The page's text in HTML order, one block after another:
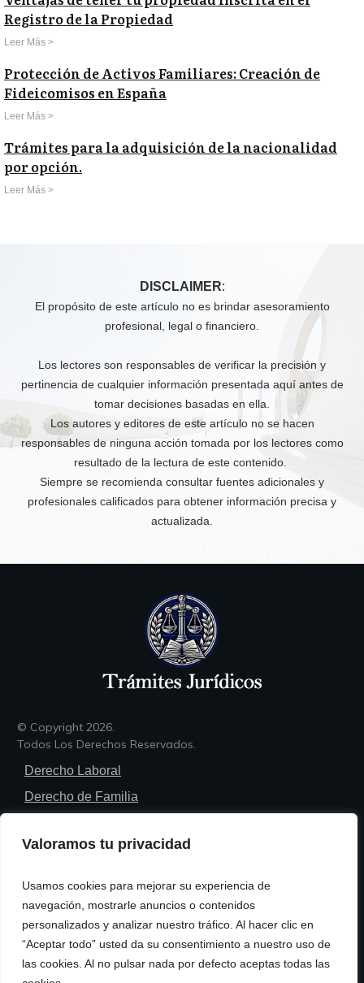
Valoramos tu privacidad
Usamos cookies para mejorar su experiencia de
navegación, mostrarle anuncios o contenidos
personalizados y analizar nuestro tráfico. Al hacer clic en
“Aceptar todo” usted da su consentimiento a nuestro uso de
las cookies. Al no pulsar nada por defecto aceptas todas las
Registro de la Propiedad
Leer Más >
Protección de Activos Familiares: Creación de
Fideicomisos en España
Leer Más >
Trámites para la adquisición de la nacionalidad
por opción.
Leer Más >
DISCLAIMER:
El propósito de este artículo no es brindar asesoramiento
profesional, legal o financiero.
Los lectores son responsables de verificar la precisión y
pertinencia de cualquier información presentada aquí antes de
tomar decisiones basadas en ella.
Los autores y editores de este artículo no se hacen
responsables de ninguna acción tomada por los lectores como
resultado de la lectura de este contenido.
Siempre se recomienda consultar fuentes adicionales y
profesionales calificados para obtener información precisa y
actualizada.
© Copyright 2026.
Todos Los Derechos Reservados.
Derecho Laboral
Derecho de Familia
Derecho Civil
Trámites Legales
Política de Privacidad
Política de Cookies